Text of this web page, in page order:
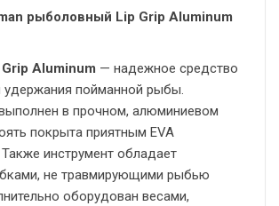
рыболовный Lip Grip Aluminum
Aluminum — надежное средство
удержания пойманной рыбы.
в прочном, алюминиевом
покрыта приятным EVA
инструмент обладает
не травмирующими рыбью
оборудован весами,